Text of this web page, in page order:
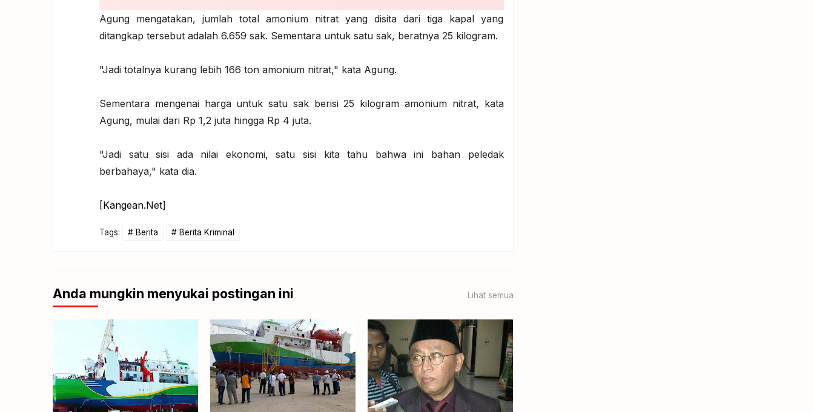
Agung mengatakan, jumlah total amonium nitrat yang disita dari tiga kapal yang
ditangkap tersebut adalah 6.659 sak. Sementara untuk satu sak, beratnya 25 kilogram.
"Jadi totalnya kurang lebih 166 ton amonium nitrat," kata Agung.
Sementara mengenai harga untuk satu sak berisi 25 kilogram amonium nitrat, kata
Agung, mulai dari Rp 1,2 juta hingga Rp 4 juta.
"Jadi satu sisi ada nilai ekonomi, satu sisi kita tahu bahwa ini bahan peledak
berbahaya," kata dia.
[Kangean.Net]
Tags: Berita Berita Kriminal
Anda mungkin menyukai postingan ini Lihat semua